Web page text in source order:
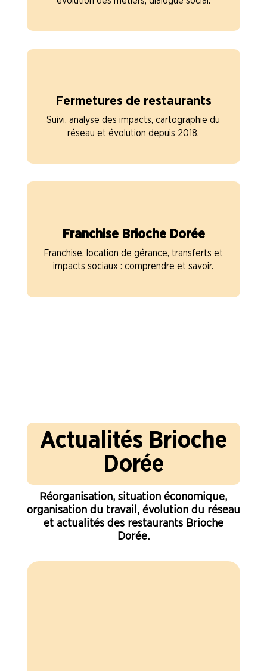
Fermetures de restaurants
Suivi, analyse des impacts, cartographie du
réseau et évolution depuis 2018.
Franchise Brioche Dorée
Franchise, location de gérance, transferts et
impacts sociaux : comprendre et savoir.
Actualités Brioche
Dorée
Réorganisation, situation économique,
organisation du travail, évolution du réseau
et actualités des restaurants Brioche
Dorée.